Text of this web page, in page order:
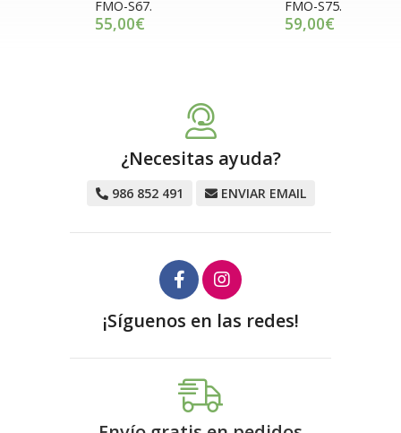
¿Necesitas ayuda?
986 852 491 ENVIAR EMAIL
¡Síguenos en las redes!